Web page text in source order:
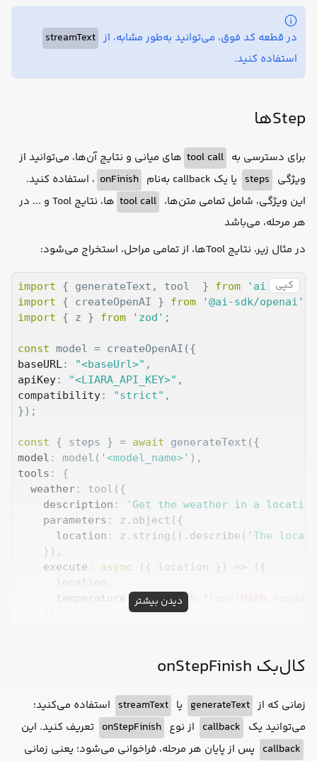
maxSteps: 2,
// allow up to 2 steps
prompt: 'What is the weather in San Francisco'
در قطعه کد فوق، می‌توانید به‌طور مشابه، از streamText
استفاده کنید.
Stepها
برای دسترسی به tool call های میانی و نتایج آن‌ها، می‌توانید از
ویژگی steps یا یک callback به‌نام onFinish ، استفاده کنید.
این ویژگی، شامل تمامی متن‌ها، tool call
ها، نتایج Tool و ... در
هر مرحله، می‌باشد
در مثال زیر، نتایج Toolها، از تمامی مراحل، استخراج می‌شود:
کپی import { generateText, tool  } from 'ai'
import { createOpenAI } from '@ai-sdk/openai'
import { z } from 'zod' ;
const
baseURL : "<baseUrl>"
apiKey: "<LIARA_API_KEY>"
compatibility: "strict" ,
});
const { steps } = await
model : model( '<model_name>'
tools : {
weather: tool({
description :
'Get the weather in a
parameters : z.object({
location : z.string().describe( 'The
    }),
execute : async ({ location }) => ({
      location,
temperature : 72 + Math Math
'What is the weather in San Francisco?'
const allToolCalls = steps.flatMap( step
=>
.log(allToolCalls)
دیدن بیشتر
کال‌بک onStepFinish
زمانی که از generateText یا streamText استفاده می‌کنید؛
می‌توانید یک callback از نوع onStepFinish تعریف کنید. این
callback پس از پایان هر مرحله، فراخوانی می‌شود؛ یعنی زمانی